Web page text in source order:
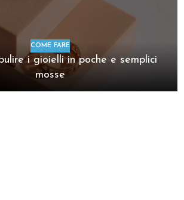
COME FARE
i gioielli in poche e semplici
mosse